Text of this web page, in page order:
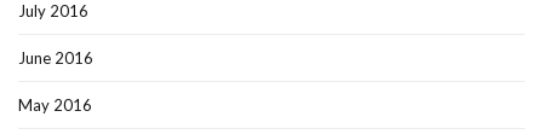
July 2016
June 2016
May 2016